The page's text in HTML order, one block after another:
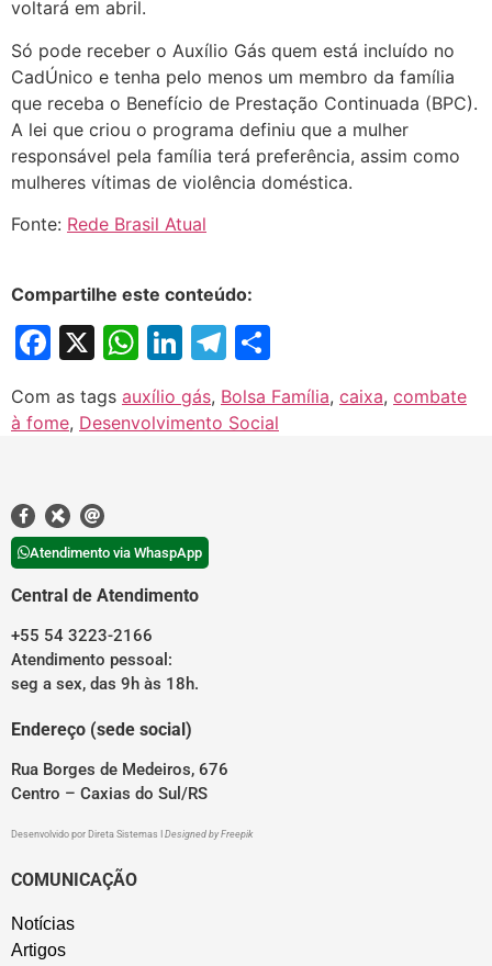
voltará em abril.
Só pode receber o Auxílio Gás quem está incluído no
CadÚnico e tenha pelo menos um membro da família
que receba o Benefício de Prestação Continuada (BPC).
A lei que criou o programa definiu que a mulher
responsável pela família terá preferência, assim como
mulheres vítimas de violência doméstica.
Fonte: Rede Brasil Atual
Compartilhe este conteúdo:
Facebook
X WhatsApp
LinkedIn
Telegram
Com as tags auxílio gás, Bolsa Família, caixa, combate
à fome, Desenvolvimento Social
Atendimento via WhaspApp
Central de Atendimento
+55 54 3223-2166
Atendimento pessoal:
seg a sex, das 9h às 18h.
Endereço (sede social)
Rua Borges de Medeiros, 676
Centro – Caxias do Sul/RS
Desenvolvido por Direta Sistemas Designed by Freepik
COMUNICAÇÃO
Notícias
Artigos